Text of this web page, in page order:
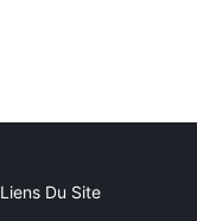
Liens Du Site